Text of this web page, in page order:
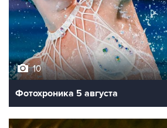
10
Фотохроника 5 августа